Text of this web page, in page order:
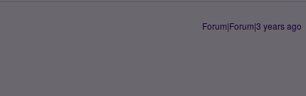
Forum|Forum|3 years ago